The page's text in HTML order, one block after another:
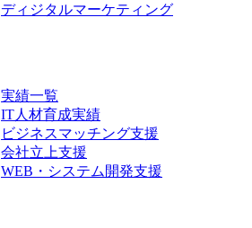
ディジタルマーケティング
実績一覧
IT人材育成実績
ビジネスマッチング支援
会社立上支援
WEB・システム開発支援